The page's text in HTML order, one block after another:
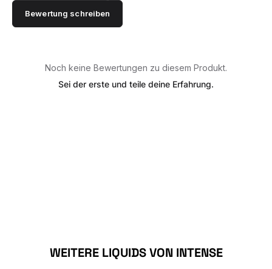
Bewertung schreiben
Noch keine Bewertungen zu diesem Produkt.
Sei der erste und teile deine Erfahrung.
Produktgalerie überspringen
WEITERE LIQUIDS VON INTENSE